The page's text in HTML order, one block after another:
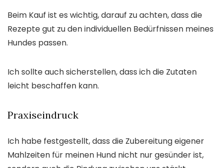
Beim Kauf ist es wichtig, darauf zu achten, dass die
Rezepte gut zu den individuellen Bedürfnissen meines
Hundes passen.
Ich sollte auch sicherstellen, dass ich die Zutaten
leicht beschaffen kann.
Praxiseindruck
Ich habe festgestellt, dass die Zubereitung eigener
Mahlzeiten für meinen Hund nicht nur gesünder ist,